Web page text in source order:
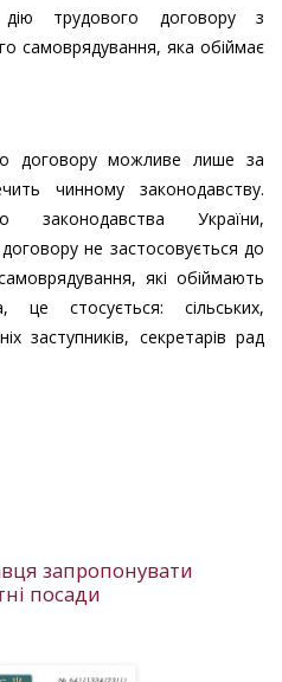
трудового договору з
самоврядування, яка обіймає
договору можливе лише за
чинному законодавству.
законодавства України,
не застосовується до
які обіймають
це стосується: сільських,
заступників, секретарів рад
запропонувати
посади